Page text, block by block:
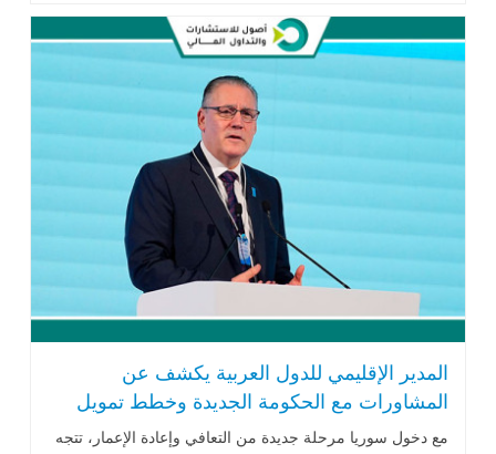
المدير الإقليمي للدول العربية يكشف عن
المشاورات مع الحكومة الجديدة وخطط تمويل
وإعمار سوريا
مع دخول سوريا مرحلة جديدة من التعافي وإعادة الإعمار، تتجه